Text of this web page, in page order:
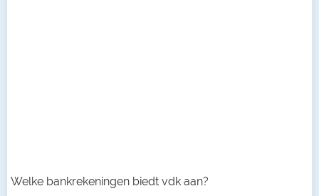
Welke bankrekeningen biedt vdk aan?